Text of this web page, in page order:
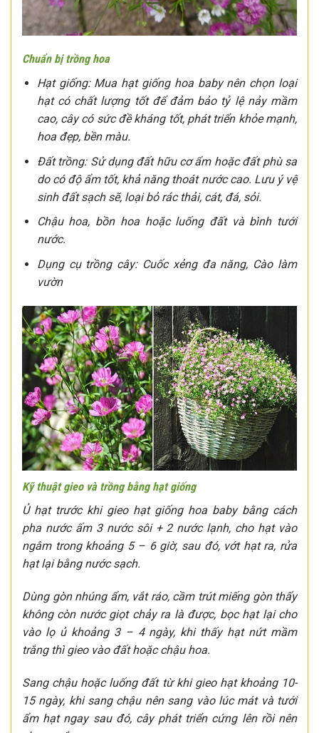
Chuẩn bị trồng hoa
Hạt giống: Mua hạt giống hoa baby nên chọn loại
hạt có chất lượng tốt để đảm bảo tỷ lệ nảy mầm
cao, cây có sức đề kháng tốt, phát triển khỏe mạnh,
hoa đẹp, bền màu.
Đất trồng: Sử dụng đất hữu cơ ẩm hoặc đất phù sa
do có độ ẩm tốt, khả năng thoát nước cao. Lưu ý vệ
sinh đất sạch sẽ, loại bỏ rác thải, cát, đá, sỏi.
Chậu hoa, bồn hoa hoặc luống đất và bình tưới
nước.
Dụng cụ trồng cây: Cuốc xẻng đa năng, Cào làm
vườn
Kỹ thuật gieo và trồng bằng hạt giống
Ủ hạt trước khi gieo hạt giống hoa baby bằng cách
pha nước ấm 3 nước sôi + 2 nước lạnh, cho hạt vào
ngâm trong khoảng 5 – 6 giờ, sau đó, vớt hạt ra, rửa
hạt lại bằng nước sạch.
Dùng gòn nhúng ẩm, vắt ráo, cầm trút miếng gòn thấy
không còn nước giọt chảy ra là được, bọc hạt lại cho
vào lọ ủ khoảng 3 – 4 ngày, khi thấy hạt nứt mầm
trắng thì gieo vào đất hoặc chậu hoa.
Sang chậu hoặc luống đất từ khi gieo hạt khoảng 10-
15 ngày, khi sang chậu nên sang vào lúc mát và tưới
ẩm hạt ngay sau đó, cây phát triển cứng lên rồi nên